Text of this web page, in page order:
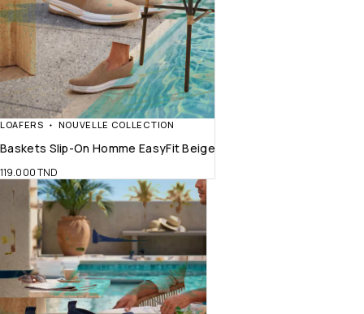
LOAFERS NOUVELLE COLLECTION
Baskets Slip-On Homme EasyFit Beige
119.000TND